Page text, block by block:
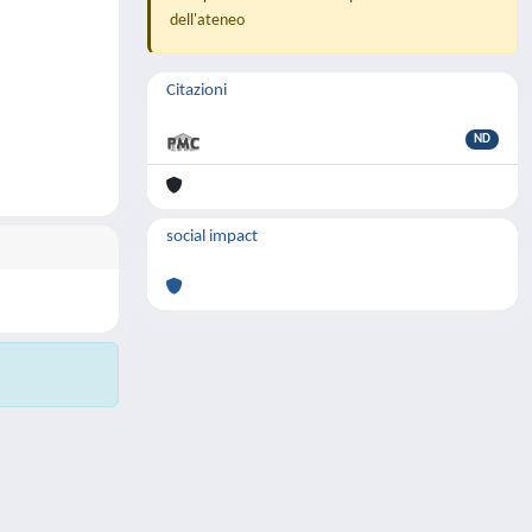
dell'ateneo
Citazioni
ND
social impact